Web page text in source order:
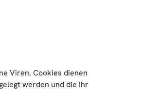
Viren. Cookies dienen
werden und die Ihr